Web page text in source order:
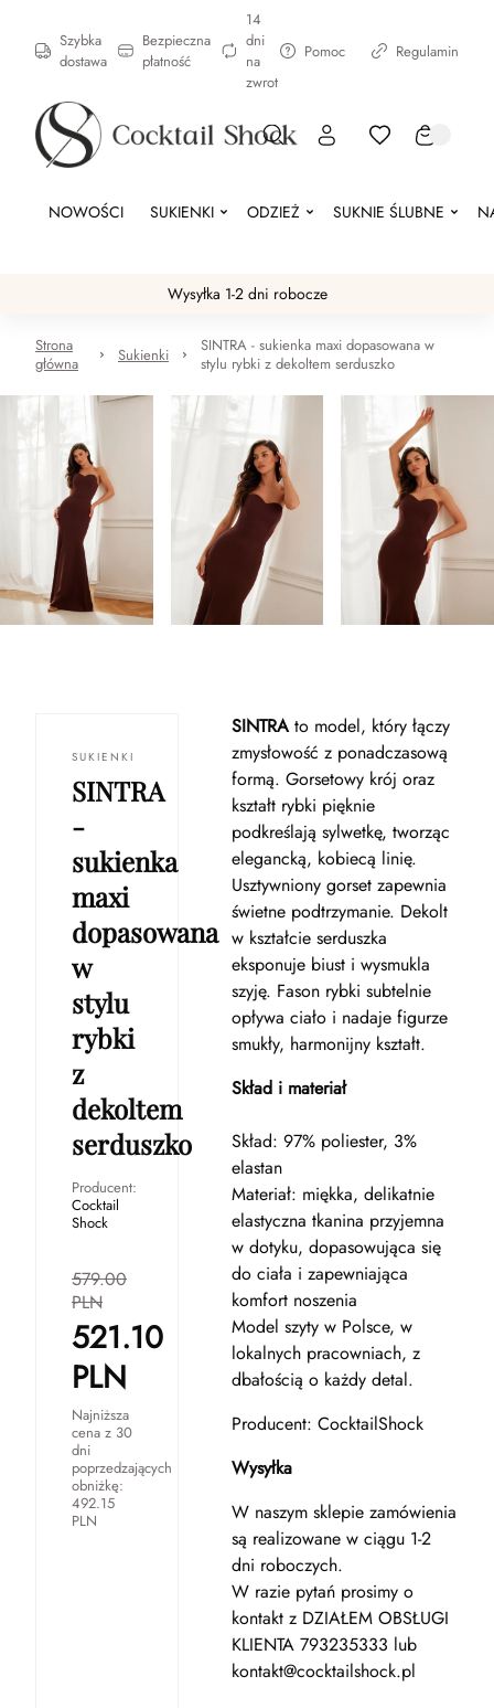
Szybka
dostawa
Bezpieczna
płatność
14
dni
na
zwrot
Pomoc Regulamin
NOWOŚCI SUKIENKI ODZIEŻ SUKNIE ŚLUBNE
Wysyłka 1-2 dni robocze
Strona
główna
Sukienki
SINTRA - sukienka maxi dopasowana w
stylu rybki z dekoltem serduszko
SUKIENKI
SINTRA
-
sukienka
maxi
dopasowana
w
stylu
rybki
z
dekoltem
serduszko
Producent:
Cocktail
Shock
579.00
PLN
521.10
PLN
Najniższa
cena z 30
dni
poprzedzających
obniżkę:
492.15
PLN
SINTRAto model, który łączy
zmysłowość z ponadczasową
formą. Gorsetowy krój oraz
kształt rybki pięknie
podkreślają sylwetkę, tworząc
elegancką, kobiecą linię.
Usztywniony gorset zapewnia
świetne podtrzymanie. Dekolt
w kształcie serduszka
eksponuje biust i wysmukla
szyję. Fason rybki subtelnie
opływa ciało i nadaje figurze
smukły, harmonijny kształt.
Skład i materiał
Skład: 97% poliester, 3%
elastan
Materiał: miękka, delikatnie
elastyczna tkanina przyjemna
w dotyku, dopasowująca się
do ciała i zapewniająca
komfort noszenia
Model szyty w Polsce, w
lokalnych pracowniach, z
dbałością o każdy detal.
Producent: CocktailShock
Wysyłka
W naszym sklepie zamówienia
są realizowane w ciągu 1-2
dni roboczych.
W razie pytań prosimy o
kontakt z DZIAŁEM OBSŁUGI
KLIENTA 793235333 lub
kontakt@cocktailshock.pl